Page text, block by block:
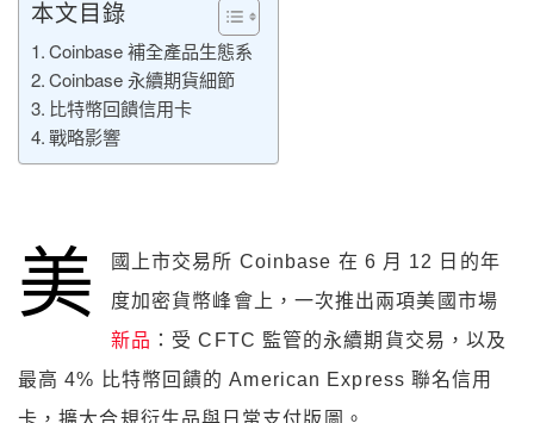
本文目錄
Coinbase 補全產品生態系
Coinbase 永續期貨細節
比特幣回饋信用卡
戰略影響
美
國上市交易所 Coinbase 在 6 月 12 日的年
度加密貨幣峰會上，一次推出兩項美國市場
新品 ：受 CFTC 監管的永續期貨交易，以及
最高 4% 比特幣回饋的 American Express 聯名信用